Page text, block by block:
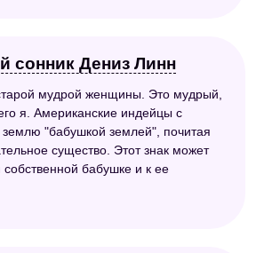
сонник Дениз Линн
мудрой женщины. Это мудрый,
я. Американские индейцы с
"бабушкой землей", почитая
существо. Этот знак может
собственной бабушке и к ее